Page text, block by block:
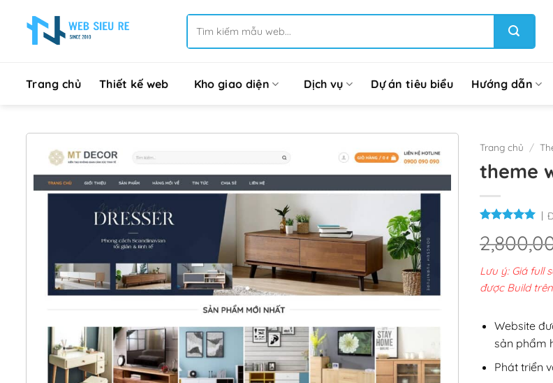
kiếm:
Trang chủ Thiết kế web Kho giao diện Dịch vụ Dự án tiêu biểu Hướng dẫn
Trang chủ /
theme
Lưu ý: Giá full
được Build
Website
sản phẩm
Phát triển